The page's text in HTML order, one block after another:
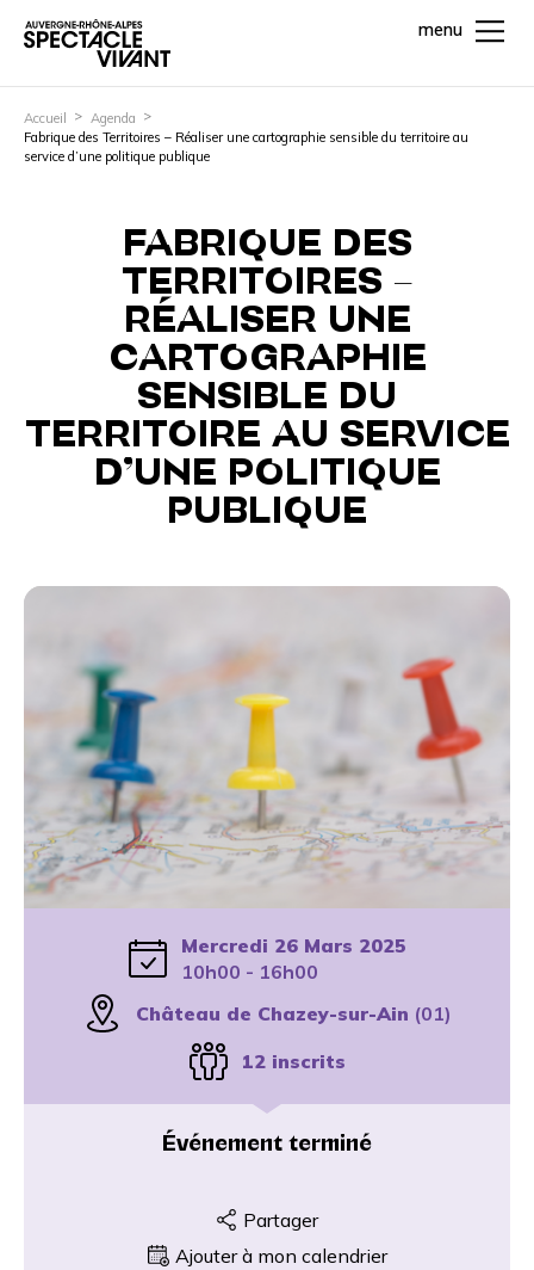
menu
Accueil
Agenda
Fabrique des Territoires – Réaliser une cartographie sensible du territoire au
service d’une politique publique
FABRIQUE DES
TERRITOIRES –
RÉALISER UNE
CARTOGRAPHIE
SENSIBLE DU
TERRITOIRE AU SERVICE
D’UNE POLITIQUE
PUBLIQUE
Mercredi 26 Mars 2025
10h00 - 16h00
Château de Chazey-sur-Ain (01)
12 inscrits
Événement terminé
Partager
Ajouter à mon calendrier